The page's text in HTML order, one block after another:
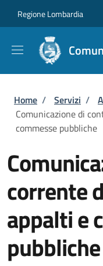
Regione Lombardia
Briciole di
Home / Servizi /
Comunicazione di
commesse pubbliche
corrente
appalti e
pubbliche